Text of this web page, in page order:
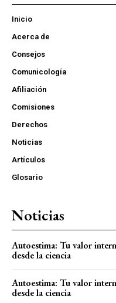
Inicio
Acerca de
Consejos
Comunicología
Afiliación
Comisiones
Derechos
Noticias
Artículos
Glosario
Noticias
Autoestima: Tu valor
desde la ciencia
Autoestima: Tu valor
desde la ciencia